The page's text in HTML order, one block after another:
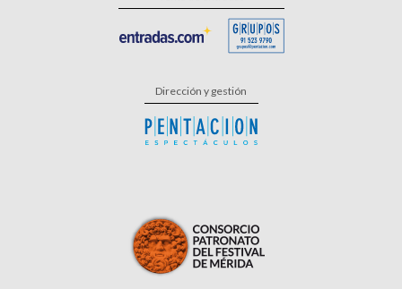
Dirección y gestión